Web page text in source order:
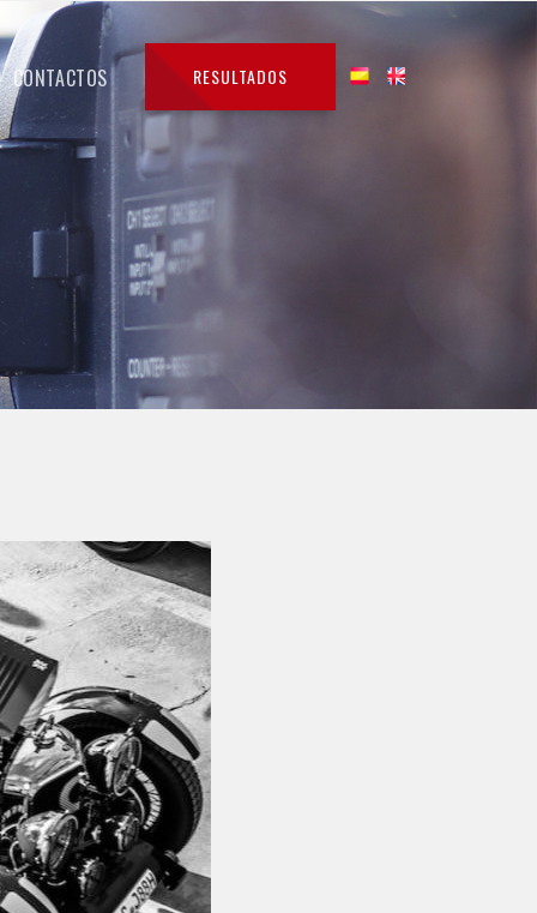
RESULTADOS
CONTACTOS